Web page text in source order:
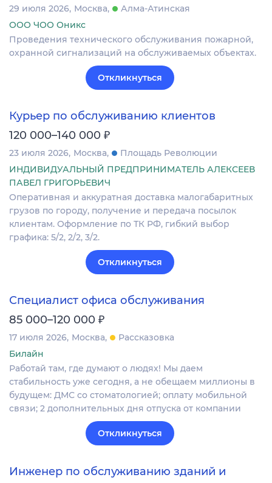
29 июля 2026 Москва
Алма-Атинская
ООО ЧОО Оникс
Проведения технического обслуживания пожарной,
охранной сигнализаций на обслуживаемых объектах.
Откликнуться
Курьер по обслуживанию клиентов
120 000–140 000 ₽
23 июля 2026 Москва
Площадь Революции
ИНДИВИДУАЛЬНЫЙ ПРЕДПРИНИМАТЕЛЬ АЛЕКСЕЕВ
ПАВЕЛ ГРИГОРЬЕВИЧ
Оперативная и аккуратная доставка малогабаритных
грузов по городу, получение и передача посылок
клиентам. Оформление по ТК РФ, гибкий выбор
графика: 5/2, 2/2, 3/2.
Откликнуться
Специалист офиса обслуживания
85 000–120 000 ₽
17 июля 2026 Москва
Рассказовка
Билайн
Работай там, где думают о людях! Мы даем
стабильность уже сегодня, а не обещаем миллионы в
будущем: ДМС со стоматологией; оплату мобильной
связи; 2 дополнительных дня отпуска от компании​
Откликнуться
Инженер по обслуживанию зданий и